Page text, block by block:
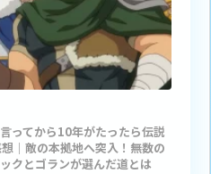
ってから10年がたったら伝説
敵の本拠地へ突入！無数の
クとゴランが選んだ道とは